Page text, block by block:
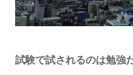
試験で試されるのは勉強